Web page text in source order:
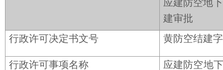
应建防空地
建审批
行政许可决定书文号
黄防空结建
行政许可事项名称
应建防空地